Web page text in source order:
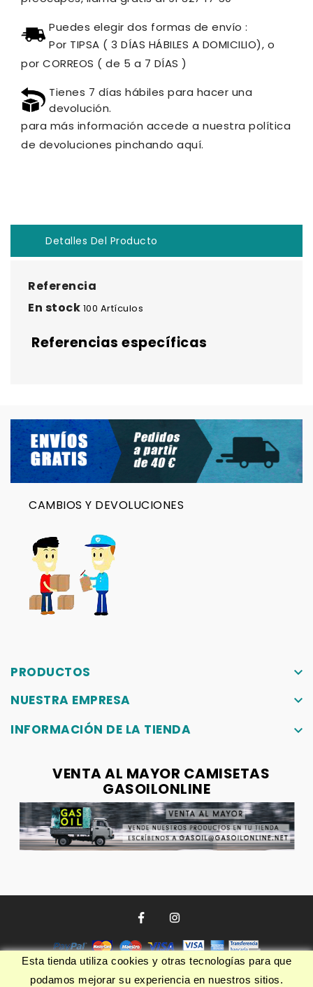
Esta tienda utiliza cookies y otras tecnologías para que
podamos mejorar su experiencia en nuestros sitios.
Puedes elegir dos formas de envío :
Por TIPSA ( 3 DÍAS HÁBILES A DOMICILIO), o
por CORREOS ( de 5 a 7 DÍAS )
Tienes 7 días hábiles para hacer una
devolución.
para más información accede a nuestra política
de devoluciones pinchando aquí.
Detalles Del Producto
Referencia
En stock 100 Artículos
Referencias específicas
CAMBIOS Y DEVOLUCIONES
PRODUCTOS
keyboard_arrow_down
NUESTRA EMPRESA
keyboard_arrow_down
INFORMACIÓN DE LA TIENDA
keyboard_arrow_down
VENTA AL MAYOR CAMISETAS
GASOILONLINE